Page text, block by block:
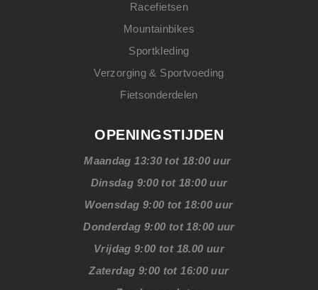
Racefietsen
Mountainbikes
Sportkleding
Verzorging & Sportvoeding
Fietsonderdelen
OPENINGSTIJDEN
Maandag 13:30 tot 18:00 uur
Dinsdag 9:00 tot 18:00 uur
Woensdag 9:00 tot 18:00 uur
Donderdag 9:00 tot 18:00 uur
Vrijdag 9:00 tot 18.00 uur
Zaterdag 9:00 tot 16:00 uur